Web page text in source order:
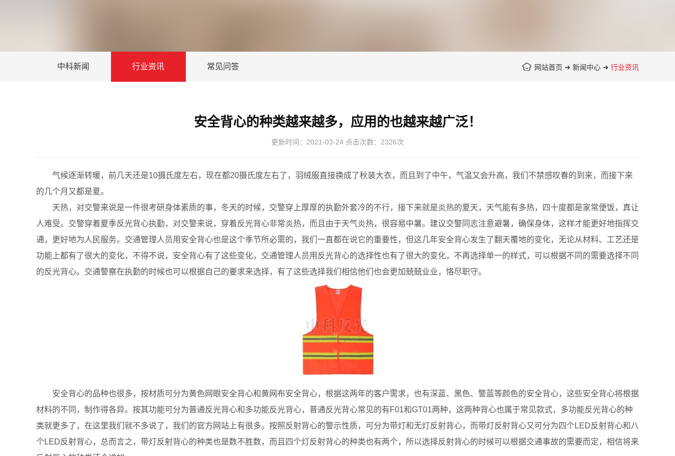
网站首页 ➜ 新闻中心 ➜ 行业资讯
中科新闻 行业资讯 常见问答
安全背心的种类越来越多，应用的也越来越广泛！
更新时间： 2021-03-24 点击次数： 2326次
气候逐渐转暖，前几天还是10摄氏度左右，现在都20摄氏度左右了，羽绒服直接换成了秋装大衣，而且到了中午，气温又会升高，我们不禁感叹春的到来，而接下来
的几个月又都是夏。
天热，对交警来说是一件很考研身体素质的事，冬天的时候，交警穿上厚厚的执勤外套冷的不行，接下来就是炎热的夏天，天气能有多热，四十度都是家常便饭，真让
人难受。交警穿着夏季反光背心执勤，对交警来说，穿着反光背心非常炎热，而且由于天气炎热，很容易中暑。建议交警同志注意避暑，确保身体，这样才能更好地指挥交
通，更好地为人民服务。交通管理人员用安全背心也是这个季节所必需的，我们一直都在说它的重要性，但这几年安全背心发生了翻天覆地的变化，无论从材料、工艺还是
功能上都有了很大的变化，不得不说，安全背心有了这些变化，交通管理人员用反光背心的选择性也有了很大的变化，不再选择单一的样式，可以根据不同的需要选择不同
的反光背心。交通警察在执勤的时候也可以根据自己的要求来选择，有了这些选择我们相信他们也会更加兢兢业业，恪尽职守。
安全背心的品种也很多，按材质可分为黄色网眼安全背心和黄网布安全背心，根据这两年的客户需求，也有深蓝、黑色、警蓝等颜色的安全背心，这些安全背心将根据
材料的不同，制作得各异。按其功能可分为普通反光背心和多功能反光背心，普通反光背心常见的有F01和GT01两种，这两种背心也属于常见款式，多功能反光背心的种
类就更多了，在这里我们就不多说了，我们的官方网站上有很多。按照反射背心的警示性质，可分为带灯和无灯反射背心，而带灯反射背心又可分为四个LED反射背心和八
个LED反射背心，总而言之，带灯反射背心的种类也是数不胜数，而且四个灯反射背心的种类也有两个，所以选择反射背心的时候可以根据交通事故的需要而定，相信将来